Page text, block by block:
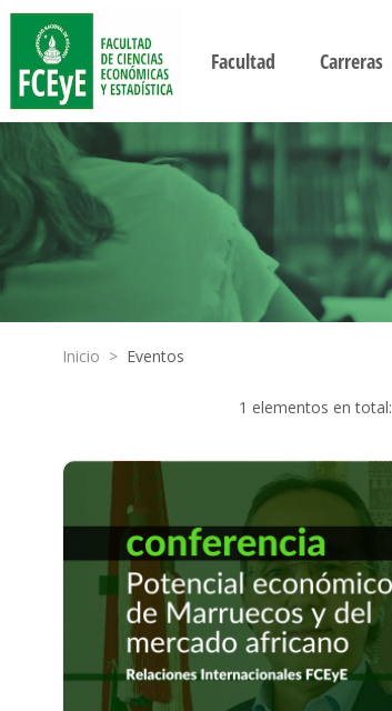
Facultad Carreras
Inicio > Eventos
1 elementos en total: